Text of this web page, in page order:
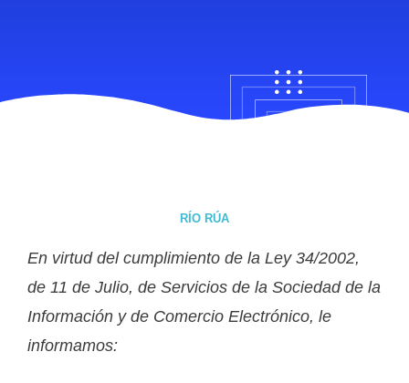
RÍO RÚA
En virtud del cumplimiento de la Ley 34/2002,
de 11 de Julio, de Servicios de la Sociedad de la
Información y de Comercio Electrónico, le
informamos: